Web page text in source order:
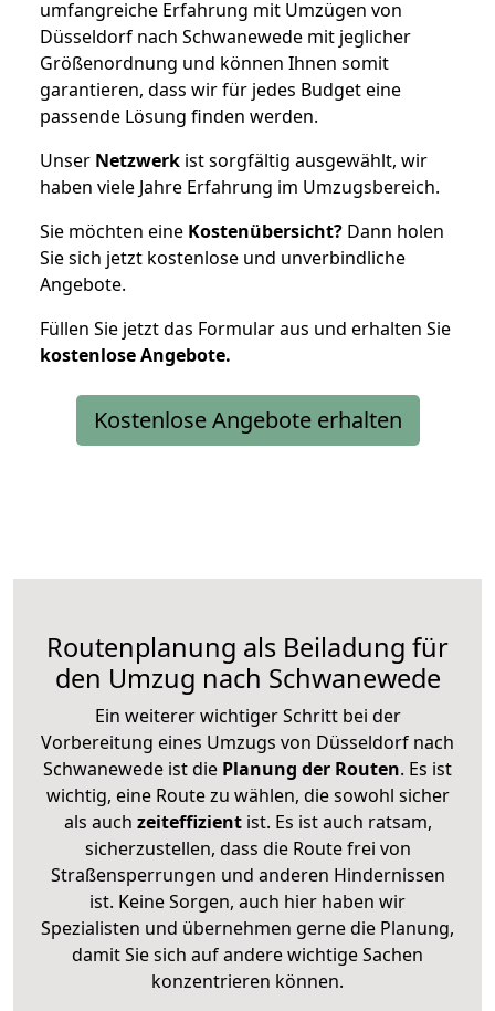
umfangreiche Erfahrung mit Umzügen von
Düsseldorf nach Schwanewede mit jeglicher
Größenordnung und können Ihnen somit
garantieren, dass wir für jedes Budget eine
passende Lösung finden werden.
Unser Netzwerk ist sorgfältig ausgewählt, wir
haben viele Jahre Erfahrung im Umzugsbereich.
Sie möchten eine Kostenübersicht? Dann holen
Sie sich jetzt kostenlose und unverbindliche
Angebote.
Füllen Sie jetzt das Formular aus und erhalten Sie
kostenloseAngebote.
Kostenlose Angebote erhalten
Routenplanung als Beiladung für
den Umzug nach Schwanewede
Ein weiterer wichtiger Schritt bei der
Vorbereitung eines Umzugs von Düsseldorf nach
Schwanewede ist die Planung der Routen. Es ist
wichtig, eine Route zu wählen, die sowohl sicher
als auch zeiteffizientist. Es ist auch ratsam,
sicherzustellen, dass die Route frei von
Straßensperrungen und anderen Hindernissen
ist. Keine Sorgen, auch hier haben wir
Spezialisten und übernehmen gerne die Planung,
damit Sie sich auf andere wichtige Sachen
konzentrieren können.